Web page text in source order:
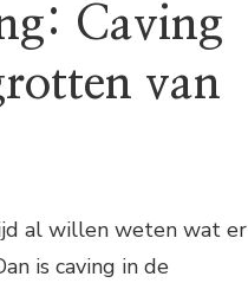
Caving
van
al willen weten wat er
is caving in de